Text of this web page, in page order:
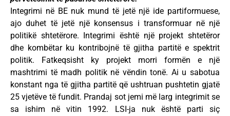
Integrimi në BE nuk mund të jetë një ide partiformuese,
ajo duhet të jetë një konsensus i transformuar në një
politikë shtetërore. Integrimi është një projekt shtetëror
dhe kombëtar ku kontribojnë të gjitha partitë e spektrit
politik. Fatkeqsisht ky projekt morri formën e një
mashtrimi të madh politik në vëndin tonë. Ai u sabotua
konstant nga të gjitha partitë që ushtruan pushtetin gjatë
25 vjetëve të fundit. Prandaj sot jemi më larg integrimit se
sa ishim në vitin 1992. LSI-ja nuk është parti siç